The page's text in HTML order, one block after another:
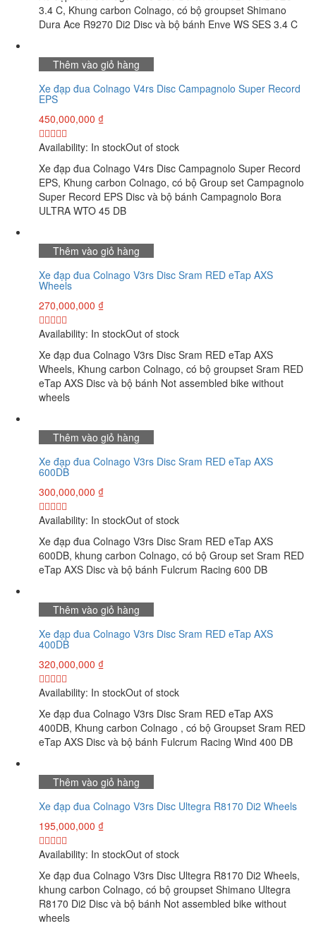
3.4 C, Khung carbon Colnago, có bộ groupset Shimano
Dura Ace R9270 Di2 Disc và bộ bánh Enve WS SES 3.4 C
Thêm vào giỏ hàng
Xe đạp đua Colnago V4rs Disc Campagnolo Super Record
EPS
450,000,000 ₫
Availability: In stockOut of stock
Xe đạp đua Colnago V4rs Disc Campagnolo Super Record
EPS, Khung carbon Colnago, có bộ Group set Campagnolo
Super Record EPS Disc và bộ bánh Campagnolo Bora
ULTRA WTO 45 DB
Thêm vào giỏ hàng
Xe đạp đua Colnago V3rs Disc Sram RED eTap AXS
Wheels
270,000,000 ₫
Availability: In stockOut of stock
Xe đạp đua Colnago V3rs Disc Sram RED eTap AXS
Wheels, Khung carbon Colnago, có bộ groupset Sram RED
eTap AXS Disc và bộ bánh Not assembled bike without
wheels
Thêm vào giỏ hàng
Xe đạp đua Colnago V3rs Disc Sram RED eTap AXS
600DB
300,000,000 ₫
Availability: In stockOut of stock
Xe đạp đua Colnago V3rs Disc Sram RED eTap AXS
600DB, khung carbon Colnago, có bộ Group set Sram RED
eTap AXS Disc và bộ bánh Fulcrum Racing 600 DB
Thêm vào giỏ hàng
Xe đạp đua Colnago V3rs Disc Sram RED eTap AXS
400DB
320,000,000 ₫
Availability: In stockOut of stock
Xe đạp đua Colnago V3rs Disc Sram RED eTap AXS
400DB, Khung carbon Colnago , có bộ Groupset Sram RED
eTap AXS Disc và bộ bánh Fulcrum Racing Wind 400 DB
Thêm vào giỏ hàng
Xe đạp đua Colnago V3rs Disc Ultegra R8170 Di2 Wheels
195,000,000 ₫
Availability: In stockOut of stock
Xe đạp đua Colnago V3rs Disc Ultegra R8170 Di2 Wheels,
khung carbon Colnago, có bộ groupset Shimano Ultegra
R8170 Di2 Disc và bộ bánh Not assembled bike without
wheels